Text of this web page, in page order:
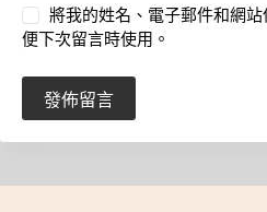
將我的姓名、電子郵件和網
便下次留言時使用。
發佈留言